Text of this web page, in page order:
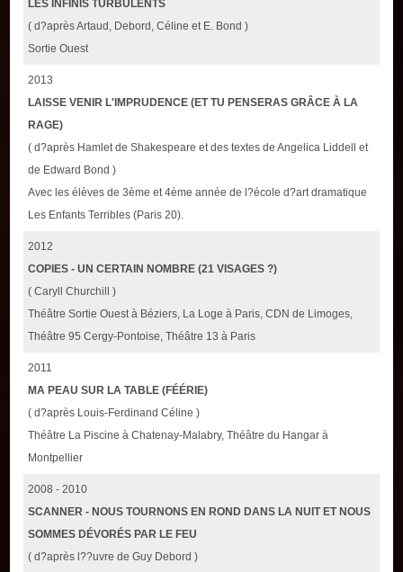
LES INFINIS TURBULENTS
( d?après Artaud, Debord, Céline et E. Bond )
Sortie Ouest
2013
LAISSE VENIR L'IMPRUDENCE (ET TU PENSERAS GRÂCE À LA
RAGE)
( d?après Hamlet de Shakespeare et des textes de Angelica Liddell et
de Edward Bond )
Avec les élèves de 3ème et 4ème année de l?école d?art dramatique
Les Enfants Terribles (Paris 20).
2012
COPIES - UN CERTAIN NOMBRE (21 VISAGES ?)
( Caryll Churchill )
Théâtre Sortie Ouest à Béziers, La Loge à Paris, CDN de Limoges,
Théâtre 95 Cergy-Pontoise, Théâtre 13 à Paris
2011
MA PEAU SUR LA TABLE (FÉÉRIE)
( d?après Louis-Ferdinand Céline )
Théâtre La Piscine à Chatenay-Malabry, Théâtre du Hangar à
Montpellier
2008 - 2010
SCANNER - NOUS TOURNONS EN ROND DANS LA NUIT ET NOUS
SOMMES DÉVORÉS PAR LE FEU
( d?après l??uvre de Guy Debord )